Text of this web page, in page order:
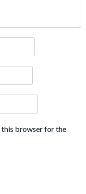
this browser for the